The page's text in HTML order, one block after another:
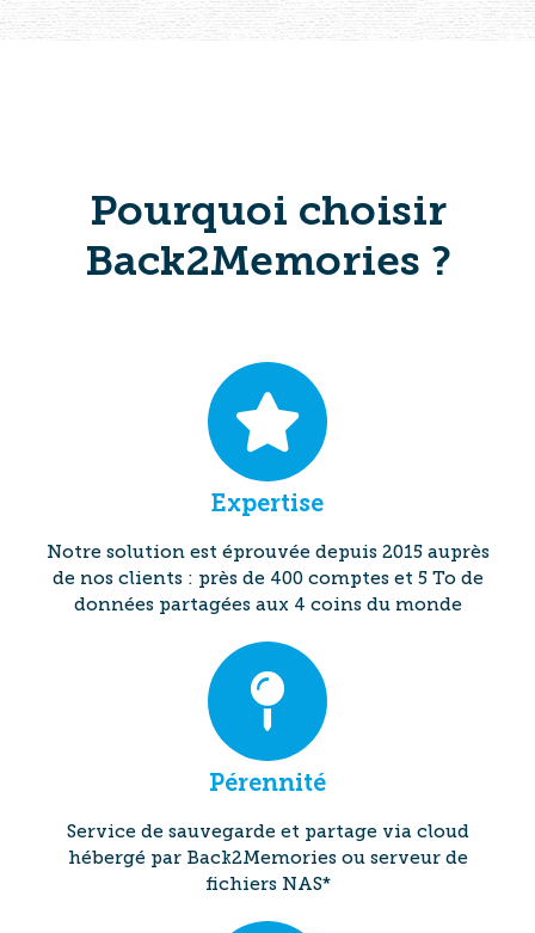
Pourquoi choisir
Back2Memories ?
Expertise
Notre solution est éprouvée depuis 2015 auprès
de nos clients : près de 400 comptes et 5 To de
données partagées aux 4 coins du monde
Pérennité
Service de sauvegarde et partage via cloud
hébergé par Back2Memories ou serveur de
fichiers NAS*